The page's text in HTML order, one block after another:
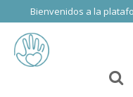
Bienvenidos a la